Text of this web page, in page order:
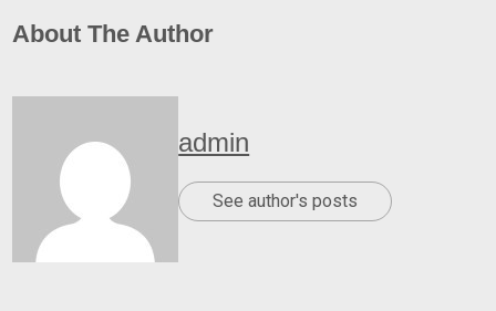
About The Author
admin
See author's posts